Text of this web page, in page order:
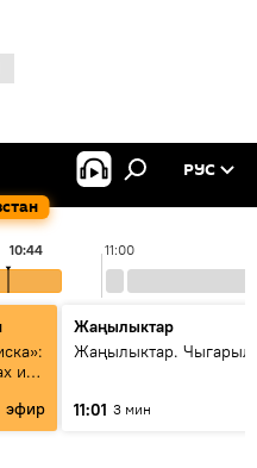
РУС
11:00
10:44
и
эфир
Жаңылыктар
Жаңылыктар.
11:01 3 мин